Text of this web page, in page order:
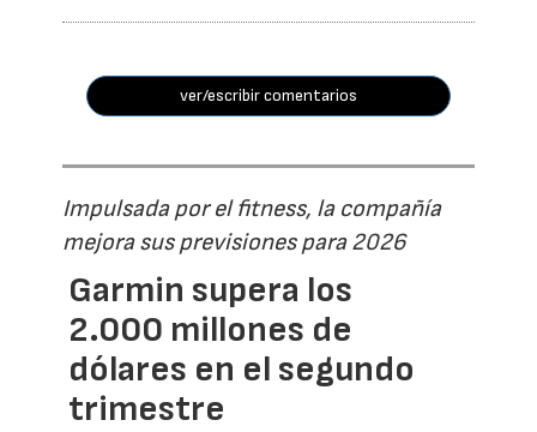
ver/escribir comentarios
Impulsada por el fitness, la compañía
mejora sus previsiones para 2026
Garmin supera los
2.000 millones de
dólares en el segundo
trimestre